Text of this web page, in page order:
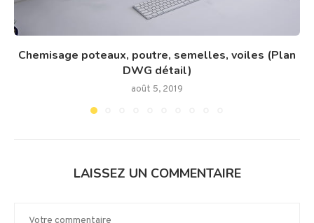
Chemisage poteaux, poutre, semelles, voiles (Plan
DWG détail)
août 5, 2019
LAISSEZ UN COMMENTAIRE